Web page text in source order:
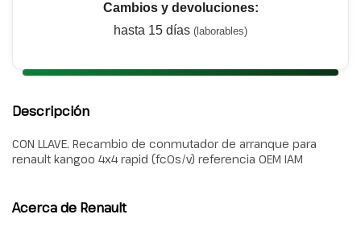
Cambios y devoluciones:
hasta 15 días (laborables)
Descripción
CON LLAVE. Recambio de conmutador de arranque para
renault kangoo 4x4 rapid (fc0s/v) referencia OEM IAM
Acerca de Renault